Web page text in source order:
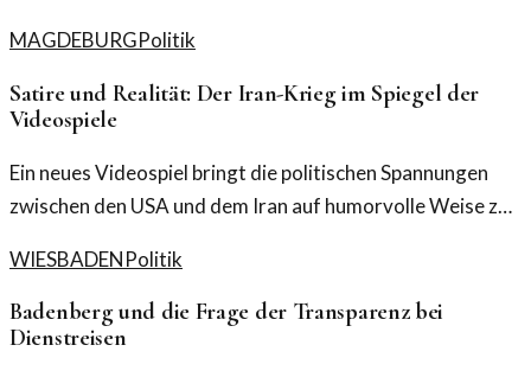
Folgen.
MAGDEBURGPolitik
Satire und Realität: Der Iran-Krieg im Spiegel der
Videospiele
Ein neues Videospiel bringt die politischen Spannungen
zwischen den USA und dem Iran auf humorvolle Weise zur
WIESBADENPolitik
Badenberg und die Frage der Transparenz bei
Dienstreisen